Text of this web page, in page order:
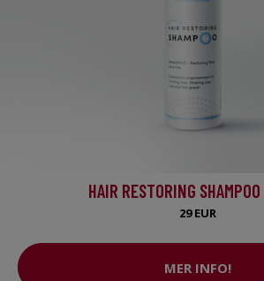
HAIR RESTORING
29 EUR
MER INFO!